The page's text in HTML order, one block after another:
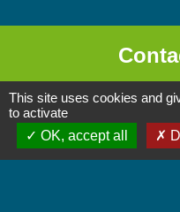
52 Place de la
73800
+33 4
This site uses cookies and
to activate
OK, accept all